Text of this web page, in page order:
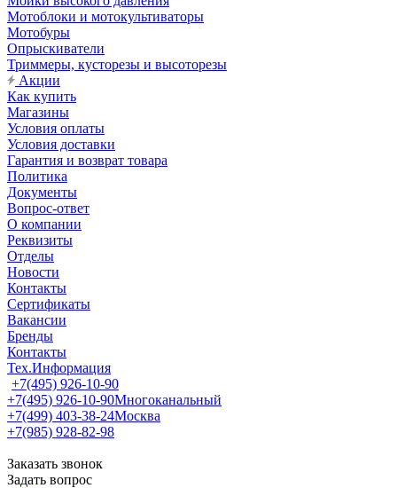
Мотоблоки и мотокультиваторы
Мотобуры
Опрыскиватели
Триммеры, кусторезы и высоторезы
Акции
Как купить
Магазины
Условия оплаты
Условия доставки
Гарантия и возврат товара
Политика
Документы
Вопрос-ответ
О компании
Реквизиты
Отделы
Новости
Контакты
Сертификаты
Вакансии
Бренды
Контакты
Тех.Информация
+7(495) 926-10-90
+7(495) 926-10-90Многоканальный
+7(499) 403-38-24Москва
+7(985) 928-82-98
Заказать звонок
Задать вопрос